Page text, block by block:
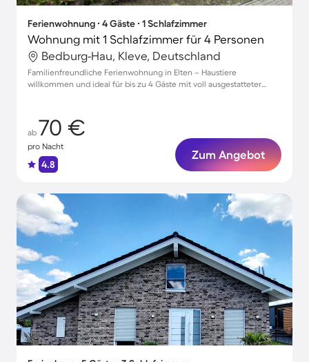
Ferienwohnung ∙ 4 Gäste ∙ 1 Schlafzimmer
Wohnung mit 1 Schlafzimmer für 4 Personen
Bedburg-Hau, Kleve, Deutschland
Familienfreundliche Ferienwohnung in Elten – Haustiere
willkommen und ideal für bis zu 4 Gäste mit voll ausgestatteter
ab 70 €
pro Nacht
4.8
Zum Angebot